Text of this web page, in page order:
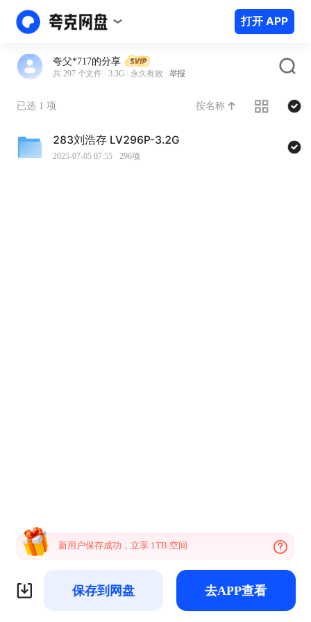
打开 APP
夸父*717的分享
共 297 个文件 3.3G 永久有效 举报
已选 1 项 按名称
283刘浩存 LV296P-3.2G
2025-07-05 07:55 296项
新用户保存成功，立享 1TB 空间
保存到网盘 去APP查看